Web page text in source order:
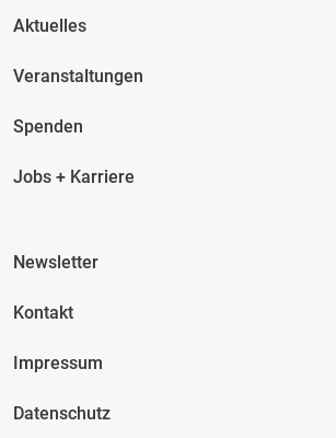
Fusszeile Spalte 2
Aktuelles
Veranstaltungen
Spenden
Jobs + Karriere
Fusszeile Spalte 3
Newsletter
Kontakt
Impressum
Datenschutz